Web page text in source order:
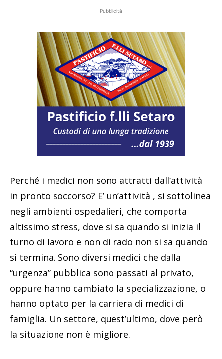
Pubblicità
Perché i medici non sono attratti dall’attività
in pronto soccorso? E’ un’attività , si sottolinea
negli ambienti ospedalieri, che comporta
altissimo stress, dove si sa quando si inizia il
turno di lavoro e non di rado non si sa quando
si termina. Sono diversi medici che dalla
“urgenza” pubblica sono passati al privato,
oppure hanno cambiato la specializzazione, o
hanno optato per la carriera di medici di
famiglia. Un settore, quest’ultimo, dove però
la situazione non è migliore.